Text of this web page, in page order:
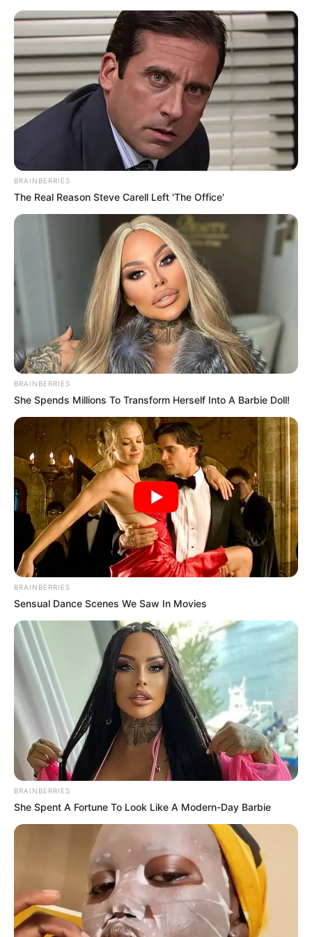
au
contenu AU PETIT PARIEUR
Pronostic Gratuit du Tiercé Quinté PMU du jour
Menu
PRONOSTIC QUINTÉ PRIX JEAN CABROL
21-03-2026
PRONOSTIC QUINTÉ PRESSE PMU et bruits
d’écuries du jour à VINCENNES dans le PRIX
JEAN CABROL – 21 Mars 2026
PRONOSTIC QUINTÉ du jour dans la réunion n°1 sur
l’hippodrome de VINCENNES – PRIX JEAN CABROL.
Course de Trot attelé, pour un parcours de 2700 mètres.
Le Quinté du jour ce sont 14 Partants au départ de ce
Tiercé Quinté.
pour voir les Astro Gagnants des jours
PRONOSTIC QUINTÉ de la Base Prono, Bruit
d’écurie et coup de Poker pour un couplé ou
2sur4 dans le PRIX JEAN CABROL
BRAINBERRIES
The Real Reason Steve Carell Left 'The Office'
BRAINBERRIES
She Spends Millions To Transform Herself Into A Barbie Doll!
BRAINBERRIES
Sensual Dance Scenes We Saw In Movies
BRAINBERRIES
She Spent A Fortune To Look Like A Modern-Day Barbie